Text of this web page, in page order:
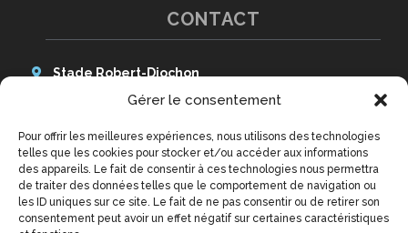
Gérer le consentement
Pour offrir les meilleures expériences, nous utilisons des technologies
telles que les cookies pour stocker et/ou accéder aux informations
des appareils. Le fait de consentir à ces technologies nous permettra
de traiter des données telles que le comportement de navigation ou
les ID uniques sur ce site. Le fait de ne pas consentir ou de retirer son
consentement peut avoir un effet négatif sur certaines caractéristiques
CONTACT
Stade Robert-Diochon
48 Avenue des Canadiens
Tél : 02 79 02 77 20
9h - 12h30 et 14h - 18h
(hors week-ends et jours fériés)
contact@qrm.fr